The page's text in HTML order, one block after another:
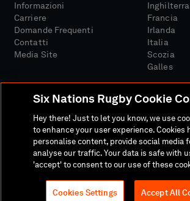
Informazioni
Carriere
Domande Frequenti
Contatti
Media Site
Inghilterra
Francia
Irlanda
Italia
Scozia
Galles
Sito MediaTermini E Condizioni
Politica Sulla RiservatezzaInformativa
Politica Sociale E Digitale
Six Nations Rugby Cookie
Hey there! Just to let you know, we use
to enhance your user experience. Cookies
personalise content, provide social media
analyse our traffic. Your data is safe with
'accept' to consent to our use of these
Cookies Settings Accept All